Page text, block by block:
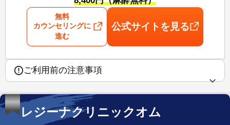
無料
カウンセリングに
進む
公式サイトを見る
ご利用前の注意事項
レジーナクリニックオム